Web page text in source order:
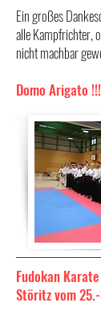
Ein großes
alle Kampfrichter,
nicht machbar
Domo Arigato !!!
Fudokan
Störitz vom